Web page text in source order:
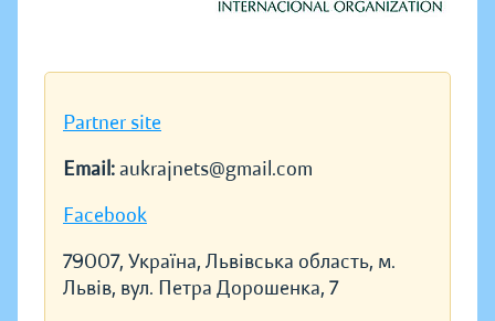
Partner site
Email:aukrajnets@gmail.com
Facebook
79007, Україна, Львівська область, м.
Львів, вул. Петра Дорошенка, 7